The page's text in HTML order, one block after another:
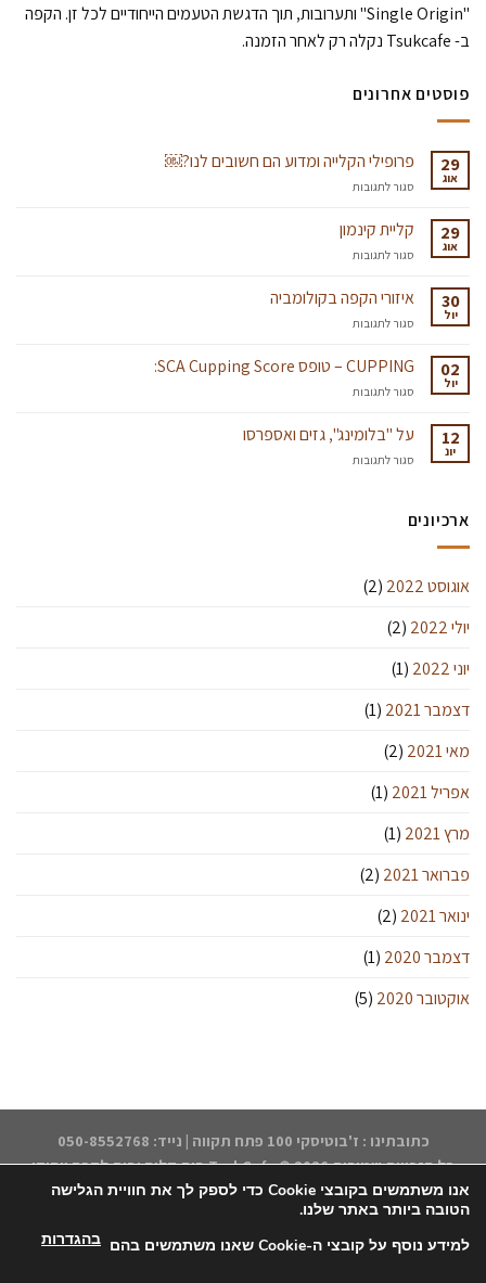
"Single Origin" ותערובות, תוך הדגשת הטעמים הייחודיים לכל זן. הקפה
ב- Tsukcafe נקלה רק לאחר הזמנה.
פוסטים אחרונים
29
אוג
פרופילי הקלייה ומדוע הם חשובים לנו?￼
סגור לתגובות
הקלייה
ומדוע
הם
לנו?
29
אוג
קליית קינמון
סגור לתגובות
קינמון
30
יול
איזורי הקפה בקולומביה
סגור לתגובות
הקפה
02
יול
CUPPING – טופס SCA Cupping Score:
סגור לתגובות
–
טופס
SCA
12
יונ
על "בלומינג", גזים ואספרסו
סגור לתגובות
ארכיונים
אוגוסט 2022
(2)
יולי 2022
(2)
יוני 2022
(1)
דצמבר 2021
(1)
מאי 2021
(2)
אפריל 2021
(1)
מרץ 2021
(1)
פברואר 2021
(2)
ינואר 2021
(2)
דצמבר 2020
(1)
אוקטובר 2020
(5)
כתובתינו : ז'בוטיסקי 100 פתח תקווה | נייד: 050-8552768
כל הזכויות שמורות 2026 ©
TsukCafe בית קליה ובית לקפה ייחודי
אנו משתמשים בקובצי Cookie כדי לספק לך את חוויית הגלישה
הטובה ביותר באתר שלנו.
למידע נוסף על קובצי ה-Cookie שאנו משתמשים בהם
בהגדרות